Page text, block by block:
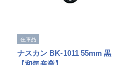
在庫品
ナスカン BK-1011 55mm 黒